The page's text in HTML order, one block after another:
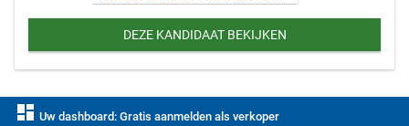
DEZE KANDIDAAT BEKIJKEN
dashboard Uw dashboard: Gratis aanmelden als verkoper